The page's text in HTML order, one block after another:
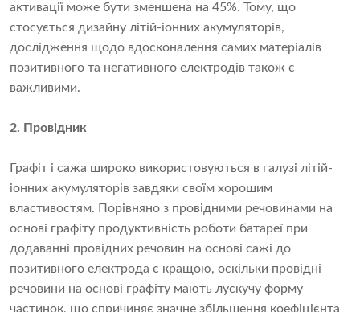
активації може бути зменшена на 45%. Тому, що
стосується дизайну літій-іонних акумуляторів,
дослідження щодо вдосконалення самих матеріалів
позитивного та негативного електродів також є
важливими.
2. Провідник
Графіт і сажа широко використовуються в галузі літій-
іонних акумуляторів завдяки своїм хорошим
властивостям. Порівняно з провідними речовинами на
основі графіту продуктивність роботи батареї при
додаванні провідних речовин на основі сажі до
позитивного електрода є кращою, оскільки провідні
речовини на основі графіту мають лускучу форму
частинок, що спричиняє значне збільшення коефіцієнта